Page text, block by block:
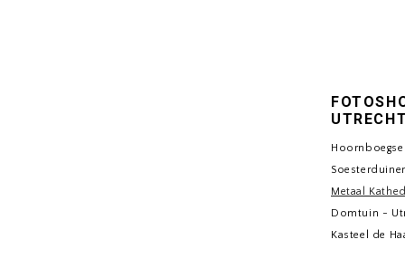
Metaal
Domtuin -
Kasteel de